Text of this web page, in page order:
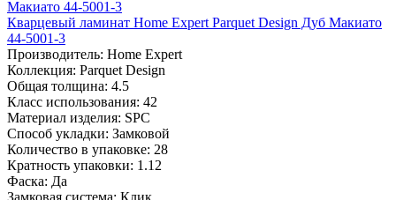
Кварцевый ламинат Home Expert Parquet Design Дуб Макиато
44-5001-3
Производитель: Home Expert
Коллекция: Parquet Design
Общая толщина: 4.5
Класс использования: 42
Материал изделия: SPC
Способ укладки: Замковой
Количество в упаковке: 28
Кратность упаковки: 1.12
Фаска: Да
Замковая система: Клик